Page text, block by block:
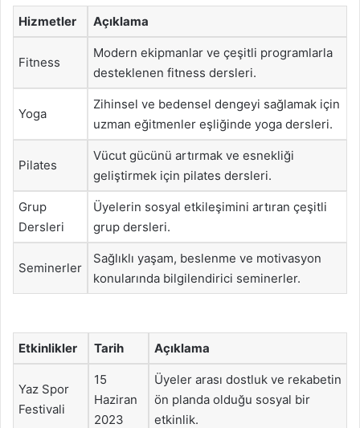
Hizmetler Açıklama
Fitness
Modern ekipmanlar ve çeşitli programlarla
desteklenen fitness dersleri.
Yoga
Zihinsel ve bedensel dengeyi sağlamak için
uzman eğitmenler eşliğinde yoga dersleri.
Pilates
Vücut gücünü artırmak ve esnekliği
geliştirmek için pilates dersleri.
Grup
Dersleri
Üyelerin sosyal etkileşimini artıran çeşitli
grup dersleri.
Seminerler
Sağlıklı yaşam, beslenme ve motivasyon
konularında bilgilendirici seminerler.
Etkinlikler Tarih Açıklama
Yaz Spor
Festivali
15
Haziran
2023
Üyeler arası dostluk ve rekabetin
ön planda olduğu sosyal bir
etkinlik.